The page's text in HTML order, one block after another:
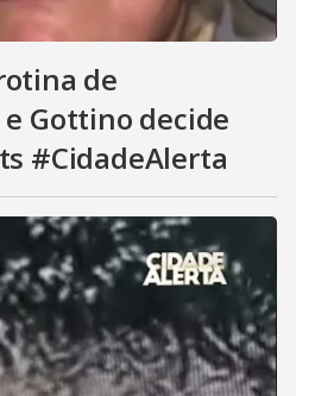
de
Gottino decide
#CidadeAlerta